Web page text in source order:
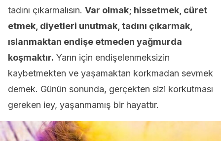
tadını çıkarmalısın. Var olmak; hissetmek, cüret
etmek, diyetleri unutmak, tadını çıkarmak,
ıslanmaktan endişe etmeden yağmurda
koşmaktır. Yarın için endişelenmeksizin
kaybetmekten ve yaşamaktan korkmadan sevmek
demek. Günün sonunda, gerçekten sizi korkutması
gereken iey, yaşanmamış bir hayattır.